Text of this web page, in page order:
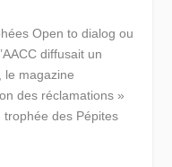
Open to dialog ou
diffusait un
le magazine
des réclamations »
trophée des Pépites